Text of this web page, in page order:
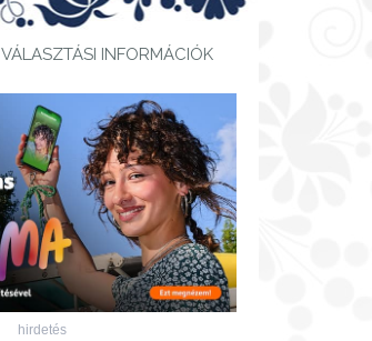
VÁLASZTÁSI INFORMÁCIÓK
hirdetés